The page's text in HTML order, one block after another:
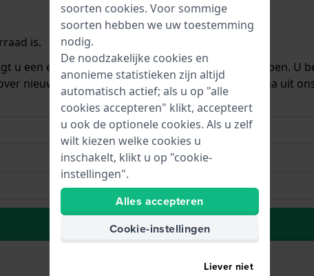
is.
u een e-mail zodra we het weer op voorraad hebben. U
nieuwe voorraad. Het wordt onmiddellijk daarna uit
Naar wenslijst
soorten cookies. Voor sommige
soorten hebben we uw toestemming
nodig.
De noodzakelijke cookies en
anonieme statistieken zijn altijd
automatisch actief; als u op "alle
cookies accepteren" klikt, accepteert
u ook de optionele cookies. Als u zelf
wilt kiezen welke cookies u
inschakelt, klikt u op "cookie-
instellingen".
Alles accepteren
Cookie-instellingen
Liever niet